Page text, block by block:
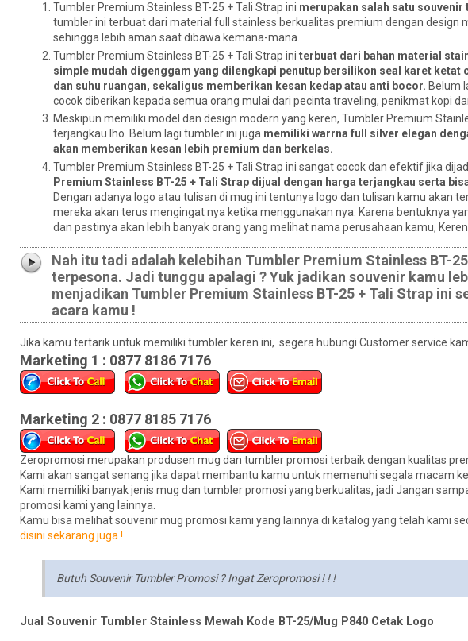
Tumbler Premium Stainless BT-25 + Tali Strap ini merupakan salah satu
tumbler ini terbuat dari material full stainless berkualitas premium dengan design
sehingga lebih aman saat dibawa kemana-mana.
Tumbler Premium Stainless BT-25 + Tali Strap ini terbuat dari bahan material
simple mudah digenggam yang dilengkapi penutup bersilikon seal karet
dan suhu ruangan, sekaligus memberikan kesan kedap atau anti bocor. Belum
cocok diberikan kepada semua orang mulai dari pecinta traveling, penikmat kopi
Meskipun memiliki model dan design modern yang keren, Tumbler Premium
terjangkau lho. Belum lagi tumbler ini juga memiliki warrna full silver elegan
akan memberikan kesan lebih premium dan berkelas.
Tumbler Premium Stainless BT-25 + Tali Strap ini sangat cocok dan efektif jika
Premium Stainless BT-25 + Tali Strap dijual dengan harga terjangkau serta
Dengan adanya logo atau tulisan di mug ini tentunya logo dan tulisan kamu akan
mereka akan terus mengingat nya ketika menggunakan nya. Karena bentuknya
dan pastinya akan lebih banyak orang yang melihat nama perusahaan kamu,
Nah itu tadi adalah kelebihan Tumbler Premium Stainless BT-
terpesona. Jadi tunggu apalagi ? Yuk jadikan souvenir kamu
menjadikan Tumbler Premium Stainless BT-25 + Tali Strap ini
acara kamu !
Jika kamu tertarik untuk memiliki tumbler keren ini, segera hubungi Customer service
Marketing 1 : 0877 8186 7176
Marketing 2 : 0877 8185 7176
Zeropromosi merupakan produsen mug dan tumbler promosi terbaik dengan kualitas
Kami akan sangat senang jika dapat membantu kamu untuk memenuhi segala macam
Kami memiliki banyak jenis mug dan tumbler promosi yang berkualitas, jadi Jangan
promosi kami yang lainnya.
Kamu bisa melihat souvenir mug promosi kami yang lainnya di katalog yang telah kami
disini sekarang juga !
Butuh Souvenir Tumbler Promosi ? Ingat Zeropromosi ! ! !
Jual Souvenir Tumbler Stainless Mewah Kode BT-25/Mug P840 Cetak Logo